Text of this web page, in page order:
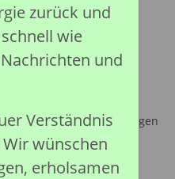
unter 36 Monaten, wegen
Kleinteile.
zurück und
wie
und
Verständnis
wünschen
erholsamen